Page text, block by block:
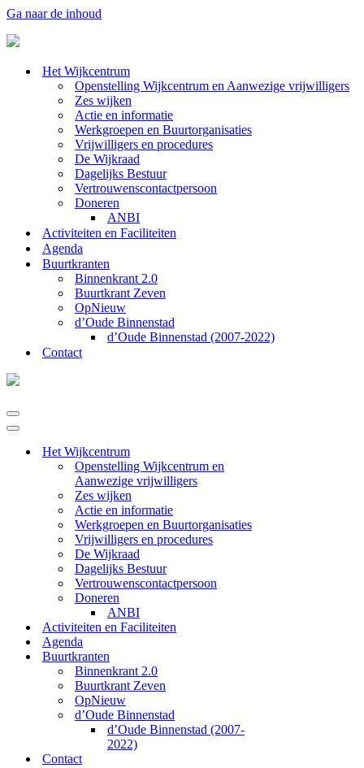
Ga naar de inhoud
Het Wijkcentrum
Openstelling Wijkcentrum en Aanwezige vrijwilligers
Zes wijken
Actie en informatie
Werkgroepen en Buurtorganisaties
Vrijwilligers en procedures
De Wijkraad
Dagelijks Bestuur
Vertrouwenscontactpersoon
Doneren
ANBI
Activiteiten en Faciliteiten
Agenda
Buurtkranten
Binnenkrant 2.0
Buurtkrant Zeven
OpNieuw
d’Oude Binnenstad
d’Oude Binnenstad (2007-2022)
Contact
Navigatie
Menu
Navigatie
Het Wijkcentrum
Openstelling Wijkcentrum en
Aanwezige vrijwilligers
Zes wijken
Actie en informatie
Werkgroepen en Buurtorganisaties
Vrijwilligers en procedures
De Wijkraad
Dagelijks Bestuur
Vertrouwenscontactpersoon
Doneren
ANBI
Activiteiten en Faciliteiten
Agenda
Buurtkranten
Binnenkrant 2.0
Buurtkrant Zeven
OpNieuw
d’Oude Binnenstad
d’Oude Binnenstad (2007-
2022)
Contact